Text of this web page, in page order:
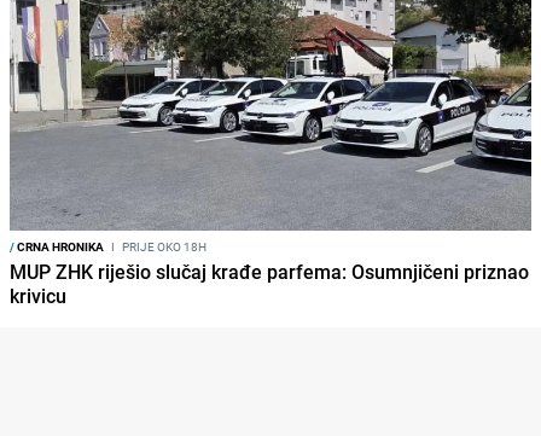
/CRNA HRONIKA I PRIJE OKO 18H
MUP ZHK riješio slučaj krađe parfema: Osumnjičeni priznao
krivicu